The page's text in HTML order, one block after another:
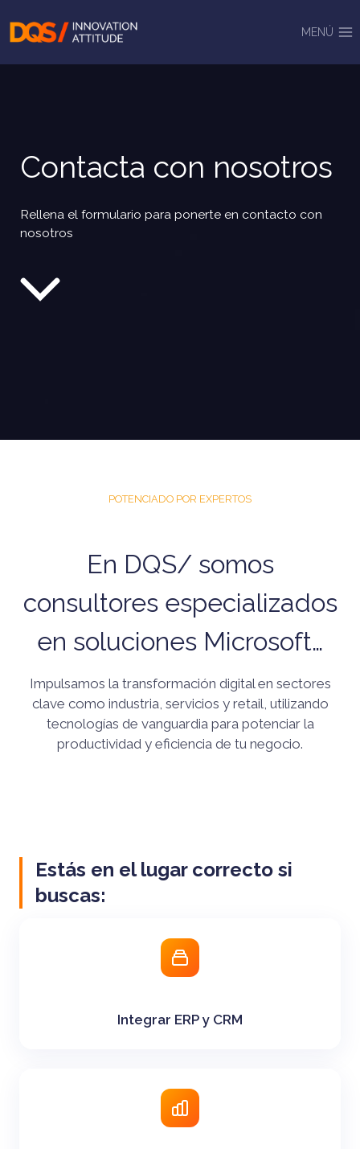
MENÚ
Contacta con nosotros
Rellena el formulario para ponerte en contacto con
nosotros
POTENCIADO POR EXPERTOS
En DQS/ somos
consultores especializados
en soluciones Microsoft…
Impulsamos la transformación digital en sectores
clave como industria, servicios y retail, utilizando
tecnologías de vanguardia para potenciar la
productividad y eficiencia de tu negocio.
Estás en el lugar correcto si
buscas:
Integrar ERP y CRM